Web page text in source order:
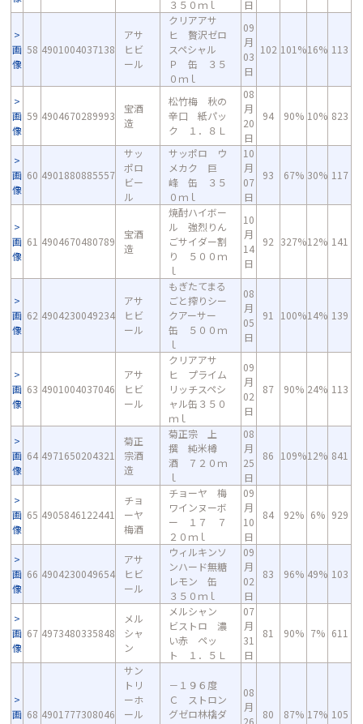
３５０ｍｌ 日
画
像
58 4901004037138
アサ
ヒビ
ール
クリアアサ
ヒ 贅沢ゼロ
スペシャル
Ｐ 缶 ３５
０ｍｌ
09
月
03
日
102 101%16% 113
画
像
59 4904670289993
宝酒
造
松竹梅 秋の
辛口 紙パッ
ク １．８Ｌ
08
月
20
日
94 90% 10% 823
画
像
60 4901880885557
サッ
ポロ
ビー
ル
サッポロ ウ
メカク 巨
峰 缶 ３５
０ｍｌ
10
月
07
日
93 67% 30% 117
画
像
61 4904670480789
宝酒
造
焼酎ハイボー
ル 強烈りん
ごサイダー割
り ５００ｍ
ｌ
10
月
14
日
92 327%12% 141
画
像
62 4904230049234
アサ
ヒビ
ール
もぎたてまる
ごと搾りシー
クアーサー
缶 ５００ｍ
ｌ
08
月
05
日
91 100%14% 139
画
像
63 4901004037046
アサ
ヒビ
ール
クリアアサ
ヒ プライム
リッチスペシ
ャル缶３５０
ｍｌ
09
月
02
日
87 90% 24% 113
画
像
64 4971650204321
菊正
宗酒
造
菊正宗 上
撰 純米樽
酒 ７２０ｍ
ｌ
08
月
25
日
86 109%12% 841
画
像
65 4905846122441
チョ
ーヤ
梅酒
チョーヤ 梅
ワインヌーボ
ー １７ ７
２０ｍｌ
09
月
10
日
84 92% 6% 929
画
像
66 4904230049654
アサ
ヒビ
ール
ウィルキンソ
ンハード無糖
レモン 缶
３５０ｍｌ
09
月
02
日
83 96% 49% 103
画
像
67 4973480335848
メル
シャ
ン
メルシャン
ビストロ 濃
い赤 ペッ
ト １．５Ｌ
07
月
31
日
81 90% 7% 611
画 68 4901777308046
サン
トリ
ーホ
ール
－１９６度
Ｃ ストロン
グゼロ林檎ダ
08
月
26
80 87% 17% 105